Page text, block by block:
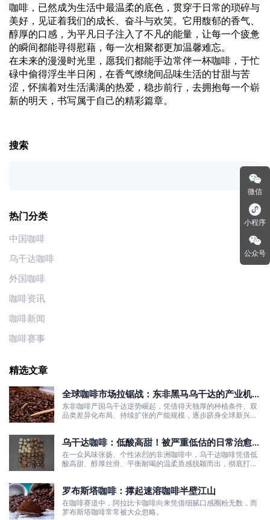
咖啡，已然成为生活中最温柔的底色，贯穿于日常的琐碎与
美好，见证着我们的成长、奋斗与欢笑。它用馥郁的香气、
醇厚的口感，为平凡日子注入了不凡的能量，让每一个疲惫
的瞬间都能寻得慰藉，每一次相聚都更加温馨难忘。
在未来的漫漫时光里，愿我们都能手边常伴一杯咖啡，于忙
碌中偷得浮生半日闲，在香气缭绕间品味生活的甘甜与苦
涩，怀揣着对生活满满的热爱，稳步前行，去拥抱每一个崭
新的明天，书写属于自己的精彩篇章。
搜索
热门分类
中国咖啡
乌干达咖啡
外国咖啡
咖啡资讯
咖啡新闻
咖啡赛事
精选文章
全球咖啡市场拉锯战：东非黑马乌干达的产业机遇
与发展真相
东非咖啡产国乌干达逆势崛起，凭借得天独厚的种植条件、双
品类差异化布局、持续扩张的产能规模，逐步跻身全球新兴咖
乌干达咖啡：低酸高甜！被严重低估的日常治愈口
粮豆
在一众风味张扬、个性浓烈的非洲咖啡中，乌干达咖啡凭借低
酸高甜、醇厚丝滑、平衡耐喝的温柔质感脱颖而出，彻底打破
罗布斯塔咖啡：撑起速溶咖啡半壁江山
在咖啡赛道中，阿拉比卡咖啡向来凭借细腻口感圈粉无数，而
罗布斯塔咖啡常常被大众忽略。
微信
小程序
公众号